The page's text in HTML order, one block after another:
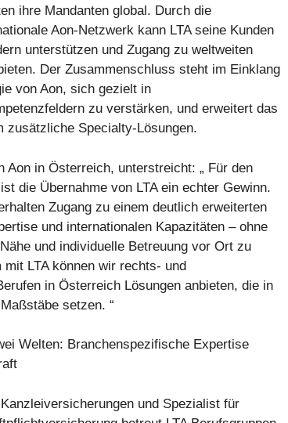
ihre Mandanten global. Durch die
Aon-Netzwerk kann LTA seine Kunden
unterstützen und Zugang zu weltweiten
Der Zusammenschluss steht im Einklang
von Aon, sich gezielt in
zu verstärken, und erweitert das
zusätzliche Specialty-Lösungen.
Aon in Österreich, unterstreicht: „ Für den
die Übernahme von LTA ein echter Gewinn.
Zugang zu einem deutlich erweiterten
und internationalen Kapazitäten – ohne
und individuelle Betreuung vor Ort zu
LTA können wir rechts- und
in Österreich Lösungen anbieten, die in
setzen. “
Welten: Branchenspezifische Expertise
und Spezialist für